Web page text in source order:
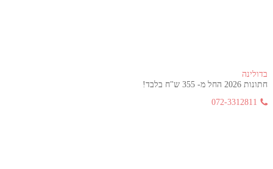
בדולינה
חתונות 2026 החל מ- 355 ש"ח בלבד!
072-3312811